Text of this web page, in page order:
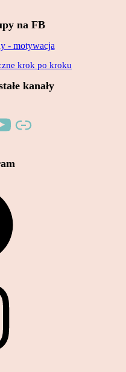
na FB
krok po kroku
kanały
Link